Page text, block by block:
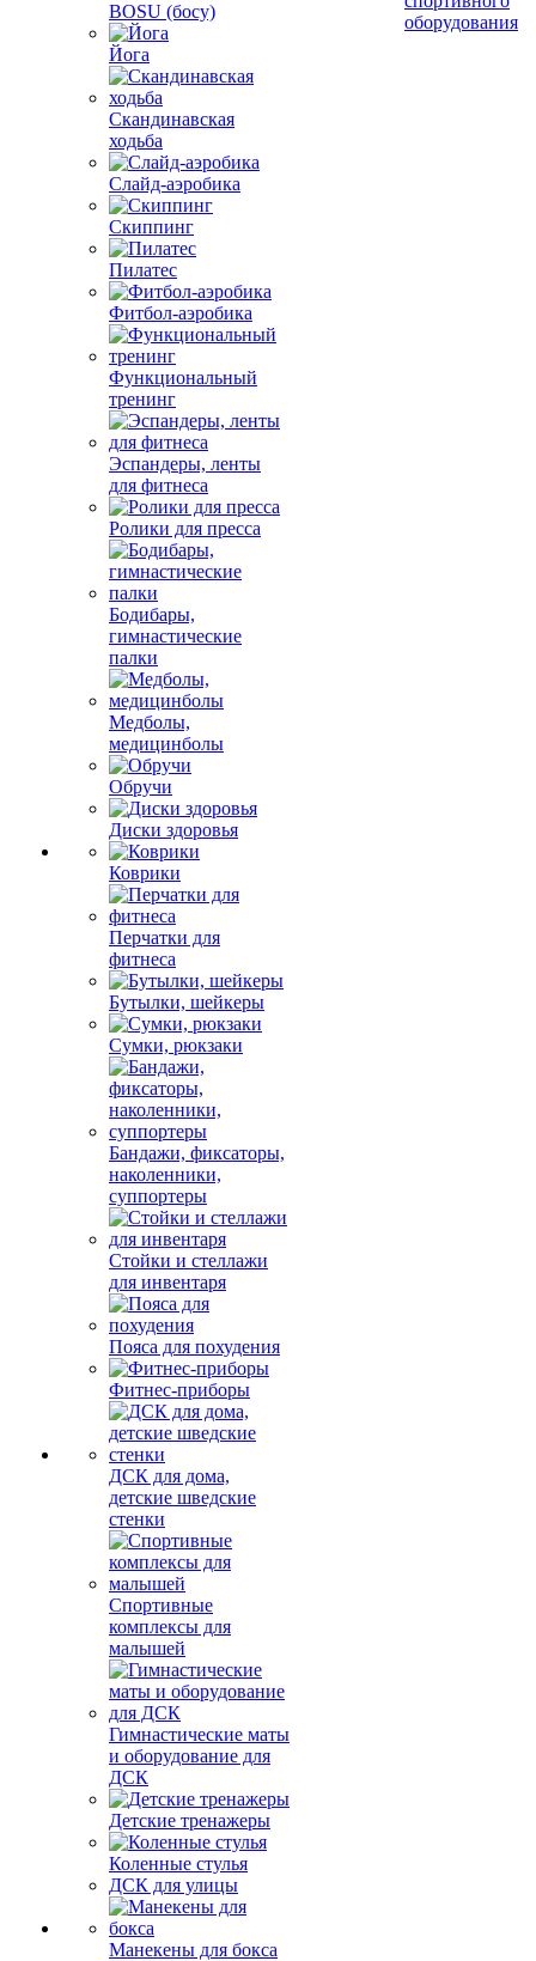
BOSU (босу)
Йога
Скандинавская
ходьба
Слайд-аэробика
Скиппинг
Пилатес
Фитбол-аэробика
Функциональный
тренинг
Эспандеры, ленты
для фитнеса
Ролики для пресса
Бодибары,
гимнастические
палки
Медболы,
медицинболы
Обручи
Диски здоровья
Коврики
Перчатки для
фитнеса
Бутылки, шейкеры
Сумки, рюкзаки
Бандажи, фиксаторы,
наколенники,
суппортеры
Стойки и стеллажи
для инвентаря
Пояса для похудения
Фитнес-приборы
ДСК для дома,
детские шведские
стенки
Спортивные
комплексы для
малышей
Гимнастические маты
и оборудование для
ДСК
Детские тренажеры
Коленные стулья
ДСК для улицы
Манекены для бокса
оборудования